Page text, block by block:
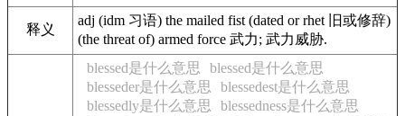
释义
adj (idm 习语) the mailed fist (dated or rhet 旧或修辞)
(the threat of) armed force 武力; 武力威胁.
blessed是什么意思
blessed是什么意思
blesseder是什么意思
blessedest是什么意思
blessedly是什么意思
blessedness是什么意思